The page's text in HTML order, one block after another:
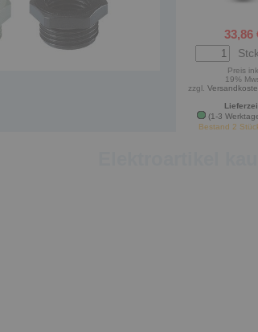
33,86
Stck.
Preis
19%
zzgl.
(1-3
Bestand 2